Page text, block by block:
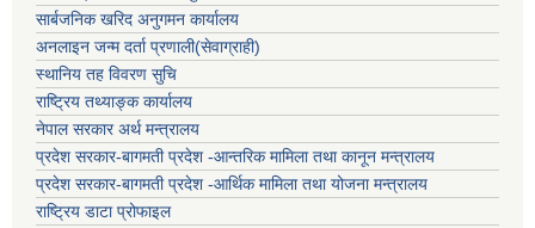
सार्बजनिक खरिद अनुगमन कार्यालय
अनलाइन जन्म दर्ता प्रणाली(सेवाग्राही)
स्थानिय तह विवरण सुचि
राष्ट्रिय तथ्याङ्क कार्यालय
नेपाल सरकार अर्थ मन्त्रालय
प्रदेश सरकार-बागमती प्रदेश -आन्तरिक मामिला तथा कानून मन्त्रालय
प्रदेश सरकार-बागमती प्रदेश -आर्थिक मामिला तथा योजना मन्त्रालय
राष्ट्रिय डाटा प्रोफाइल